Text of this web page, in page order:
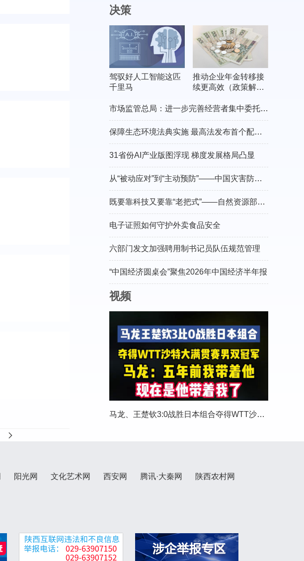
决策
驾驭好人工智能这匹
千里马
推动企业年金转移接
续更高效（政策解
市场监管总局：进一步完善经营者集中委托审查制度
保障生态环境法典实施 最高法发布首个配套司法解释
31省份AI产业版图浮现 梯度发展格局凸显
从“被动应对”到“主动预防”——中国灾害防御协会会长郑国光谈防灾减灾的“硬核”守护
既要靠科技又要靠“老把式”——自然资源部有关负责人介绍“十五五”地灾防治工作
电子证照如何守护外卖食品安全
六部门发文加强聘用制书记员队伍规范管理
“中国经济圆桌会”聚焦2026年中国经济半年报
视频
马龙、王楚钦3:0战胜日本组合夺得WTT沙特大满贯
阳光网 文化艺术网 西安网 腾讯·大秦网
陕西农村网